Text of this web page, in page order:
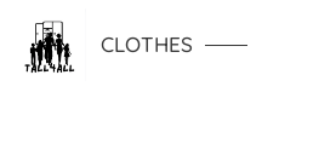
CLOTHES